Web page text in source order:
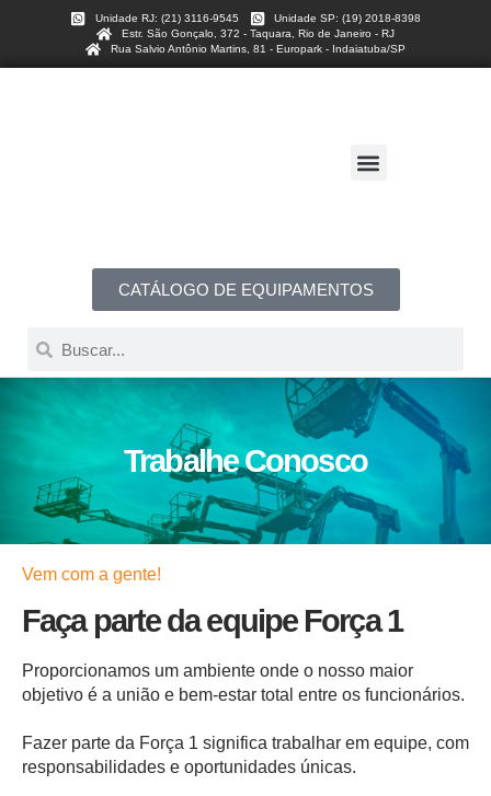
Unidade RJ: (21) 3116-9545
Unidade SP: (19) 2018-8398
Estr. São Gonçalo, 372 - Taquara, Rio de Janeiro - RJ
Rua Salvio Antônio Martins, 81 - Europark - Indaiatuba/SP
CATÁLOGO DE EQUIPAMENTOS
Trabalhe Conosco
Vem com a gente!
Faça parte da equipe Força 1
Proporcionamos um ambiente onde o nosso maior
objetivo é a união e bem-estar total entre os funcionários.
Fazer parte da Força 1 significa trabalhar em equipe, com
responsabilidades e oportunidades únicas.